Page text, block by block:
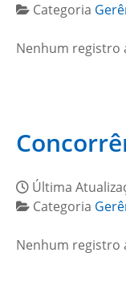
Categoria
Nenhum registro
Última
Categoria
Nenhum registro